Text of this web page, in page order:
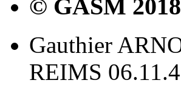
© GASM 2018
Gauthier
REIMS